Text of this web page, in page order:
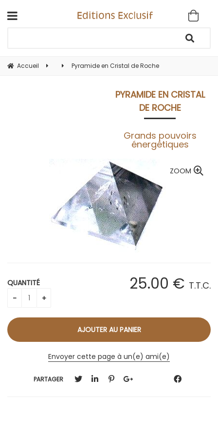
Accueil Pyramide en Cristal de Roche
PYRAMIDE EN CRISTAL
DE ROCHE
Grands pouvoirs
énergétiques
ZOOM
25.00 € T.T.C.
QUANTITÉ
Envoyer cette page à un(e) ami(e)
PARTAGER